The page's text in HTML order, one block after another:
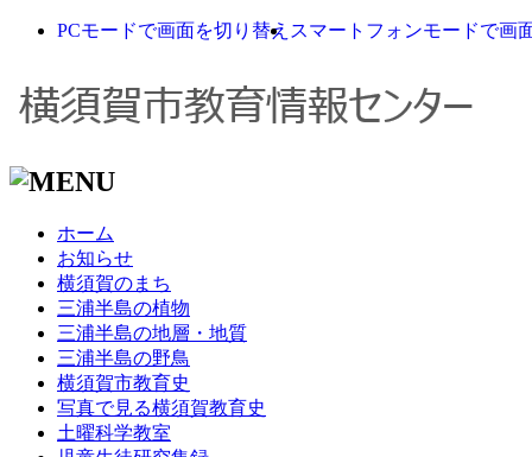
PCモードで画面を切り替え スマートフォンモードで画
ホーム
お知らせ
横須賀のまち
三浦半島の植物
三浦半島の地層・地質
三浦半島の野鳥
横須賀市教育史
写真で見る横須賀教育史
土曜科学教室